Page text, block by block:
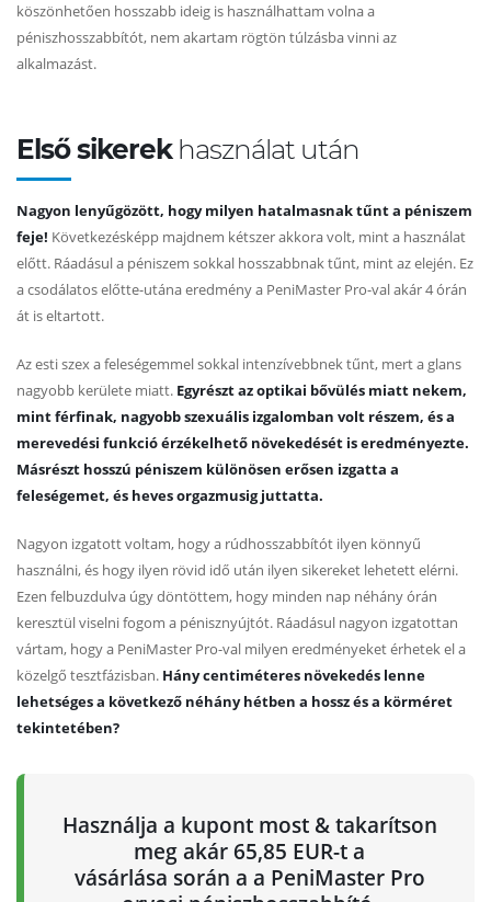
köszönhetően hosszabb ideig is használhattam volna a
péniszhosszabbítót, nem akartam rögtön túlzásba vinni az
alkalmazást.
Első sikerekhasználat után
Nagyon lenyűgözött, hogy milyen hatalmasnak tűnt a péniszem
feje! Következésképp majdnem kétszer akkora volt, mint a használat
előtt. Ráadásul a péniszem sokkal hosszabbnak tűnt, mint az elején. Ez
a csodálatos előtte-utána eredmény a PeniMaster Pro-val akár 4 órán
át is eltartott.
Az esti szex a feleségemmel sokkal intenzívebbnek tűnt, mert a glans
nagyobb kerülete miatt. Egyrészt az optikai bővülés miatt nekem,
mint férfinak, nagyobb szexuális izgalomban volt részem, és a
merevedési funkció érzékelhető növekedését is eredményezte.
Másrészt hosszú péniszem különösen erősen izgatta a
feleségemet, és heves orgazmusig juttatta.
Nagyon izgatott voltam, hogy a rúdhosszabbítót ilyen könnyű
használni, és hogy ilyen rövid idő után ilyen sikereket lehetett elérni.
Ezen felbuzdulva úgy döntöttem, hogy minden nap néhány órán
keresztül viselni fogom a pénisznyújtót. Ráadásul nagyon izgatottan
vártam, hogy a PeniMaster Pro-val milyen eredményeket érhetek el a
közelgő tesztfázisban. Hány centiméteres növekedés lenne
lehetséges a következő néhány hétben a hossz és a körméret
tekintetében?
Használja a kupont most & takarítson
meg akár 65,85 EUR-t a
vásárlása során a a PeniMaster Pro